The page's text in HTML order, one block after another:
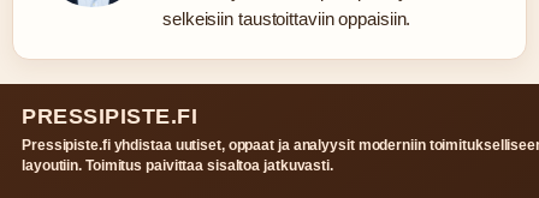
selkeisiin taustoittaviin oppaisiin.
PRESSIPISTE.FI
Pressipiste.fi yhdistaa uutiset, oppaat ja analyysit moderniin
layoutiin. Toimitus paivittaa sisaltoa jatkuvasti.